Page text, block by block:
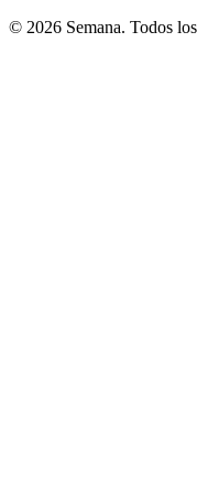
© 2026 Semana. Todos